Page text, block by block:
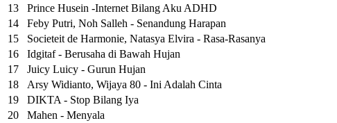
13
Prince Husein -Internet Bilang Aku ADHD
14
Feby Putri, Noh Salleh - Senandung Harapan
15
Societeit de Harmonie, Natasya Elvira - Rasa-Rasanya
16
Idgitaf - Berusaha di Bawah Hujan
17
Juicy Luicy - Gurun Hujan
18
Arsy Widianto, Wijaya 80 - Ini Adalah Cinta
19
DIKTA - Stop Bilang Iya
20
Mahen - Menyala